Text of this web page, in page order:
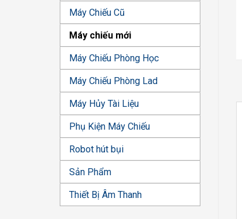
Máy Chiếu Cũ
Máy chiếu mới
Máy Chiếu Phòng Học
Máy Chiếu Phòng Lad
Máy Hủy Tài Liệu
Phụ Kiện Máy Chiếu
Robot hút bụi
Sản Phẩm
Thiết Bị Âm Thanh